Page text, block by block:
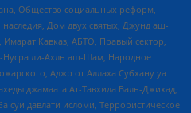
Общество социальных реформ,
Дом двух святых, Джунд аш-
Кавказ, АБТО, Правый сектор,
Нусра ли-Ахль аш-Шам, Народное
Аджр от Аллаха Субхану уа
джамаата Ат-Тавхида Валь-Джихад,
суи давлати исломи, Террористическое